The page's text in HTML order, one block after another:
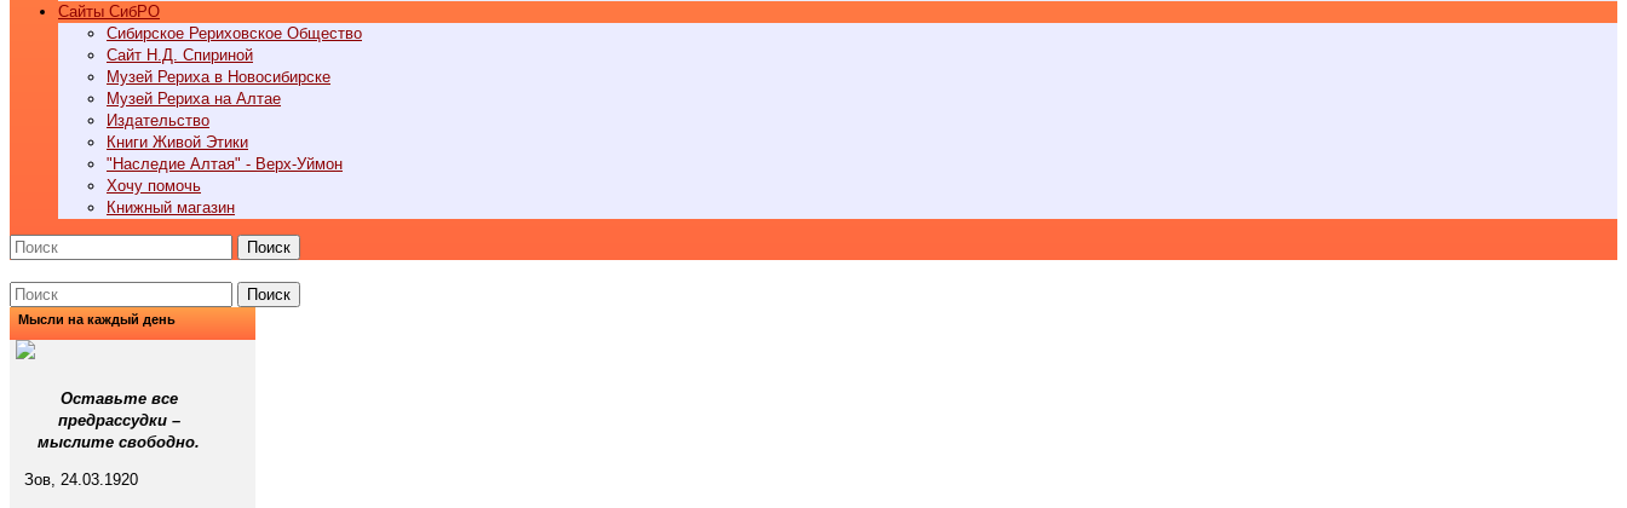
Cайты СибРО
Сибирское Рериховское Общество
Сайт Н.Д. Спириной
Музей Рериха в Новосибирске
Музей Рериха на Алтае
Издательство
Книги Живой Этики
"Наследие Алтая" - Верх-Уймон
Хочу помочь
Книжный магазин
Поиск
Поиск
Мысли на каждый день
Оставьте все
предрассудки –
мыслите свободно.
Зов, 24.03.1920